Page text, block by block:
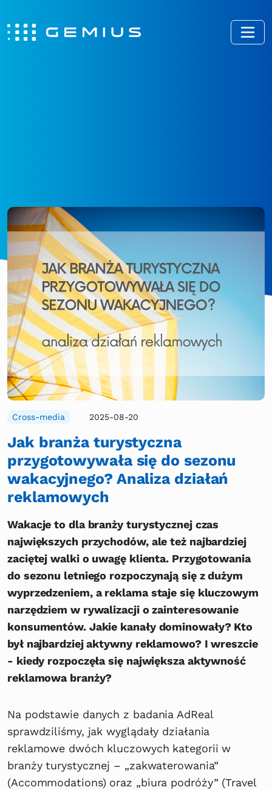
Cross-media 2025-08-20
Jak branża turystyczna
przygotowywała się do sezonu
wakacyjnego? Analiza działań
reklamowych
Wakacje to dla branży turystycznej czas
największych przychodów, ale też najbardziej
zaciętej walki o uwagę klienta. Przygotowania
do sezonu letniego rozpoczynają się z dużym
wyprzedzeniem, a reklama staje się kluczowym
narzędziem w rywalizacji o zainteresowanie
konsumentów. Jakie kanały dominowały? Kto
był najbardziej aktywny reklamowo? I wreszcie
- kiedy rozpoczęła się największa aktywność
reklamowa branży?
Na podstawie danych z badania AdReal
sprawdziliśmy, jak wyglądały działania
reklamowe dwóch kluczowych kategorii w
branży turystycznej – „zakwaterowania”
(Accommodations) oraz „biura podróży” (Travel